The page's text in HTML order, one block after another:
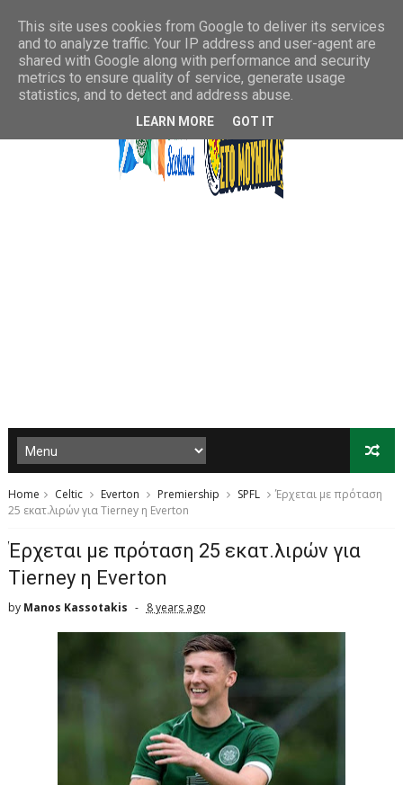
Home Celtic Everton Premiership SPFL
Έρχεται με πρόταση
25 εκατ.λιρών για Tierney η Everton
Έρχεται με πρόταση 25 εκατ.λιρών για
Tierney η Everton
by Manos Kassotakis 8 years ago
This site uses cookies from Google to deliver its services
and to analyze traffic. Your IP address and user-agent are
shared with Google along with performance and security
metrics to ensure quality of service, generate usage
statistics, and to detect and address abuse.
LEARN MORE GOT IT